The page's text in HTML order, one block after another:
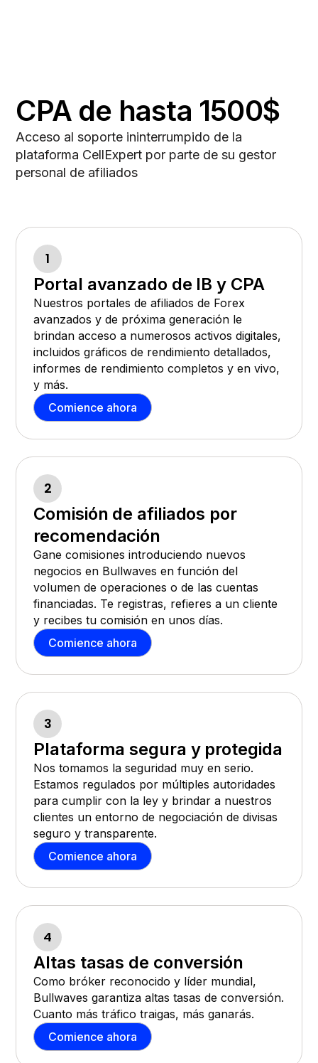
CPA de hasta 1500$
Acceso al soporte ininterrumpido de la
plataforma CellExpert por parte de su gestor
personal de afiliados
1
Portal avanzado de IB y CPA
Nuestros portales de afiliados de Forex
avanzados y de próxima generación le
brindan acceso a numerosos activos digitales,
incluidos gráficos de rendimiento detallados,
informes de rendimiento completos y en vivo,
y más.
Comience ahora
2
Comisión de afiliados por
recomendación
Gane comisiones introduciendo nuevos
negocios en Bullwaves en función del
volumen de operaciones o de las cuentas
financiadas. Te registras, refieres a un cliente
y recibes tu comisión en unos días.
Comience ahora
3
Plataforma segura y protegida
Nos tomamos la seguridad muy en serio.
Estamos regulados por múltiples autoridades
para cumplir con la ley y brindar a nuestros
clientes un entorno de negociación de divisas
seguro y transparente.
Comience ahora
4
Altas tasas de conversión
Como bróker reconocido y líder mundial,
Bullwaves garantiza altas tasas de conversión.
Cuanto más tráfico traigas, más ganarás.
Comience ahora